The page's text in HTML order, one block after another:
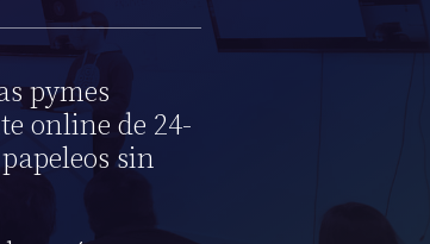
pymes
online de 24-
sin